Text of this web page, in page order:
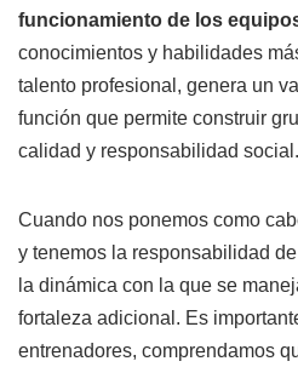
funcionamiento de los
conocimientos y habilidades
talento profesional, genera un
función que permite construir
calidad y responsabilidad social.
Cuando nos ponemos como
y tenemos la responsabilidad
la dinámica con la que se
fortaleza adicional. Es
entrenadores, comprendamos